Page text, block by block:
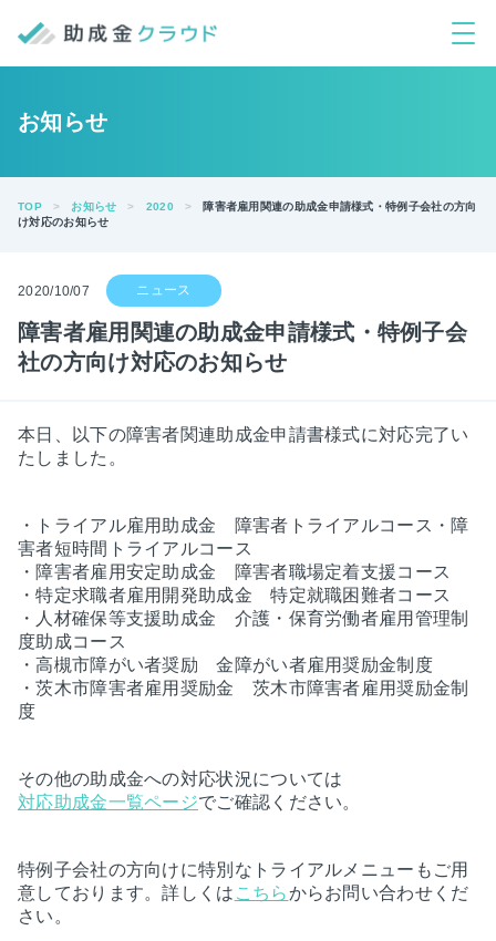
お知らせ
TOP お知らせ 2020
障害者雇用関連の助成金申請様式・特例子会社の方向
け対応のお知らせ
2020/10/07
障害者雇用関連の助成金申請様式・特例子会
社の方向け対応のお知らせ
本日、以下の障害者関連助成金申請書様式に対応完了い
たしました。
・トライアル雇用助成金 障害者トライアルコース・障
害者短時間トライアルコース
・障害者雇用安定助成金 障害者職場定着支援コース
・特定求職者雇用開発助成金 特定就職困難者コース
・人材確保等支援助成金 介護・保育労働者雇用管理制
度助成コース
・高槻市障がい者奨励 金障がい者雇用奨励金制度
・茨木市障害者雇用奨励金 茨木市障害者雇用奨励金制
度
その他の助成金への対応状況については
対応助成金一覧ページでご確認ください。
特例子会社の方向けに特別なトライアルメニューもご用
意しております。詳しくは こちらからお問い合わせくだ
さい。